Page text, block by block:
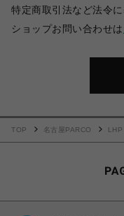
特定商取引法など法令
ショップお問い合わせは
TOP 名古屋PARCO LHP